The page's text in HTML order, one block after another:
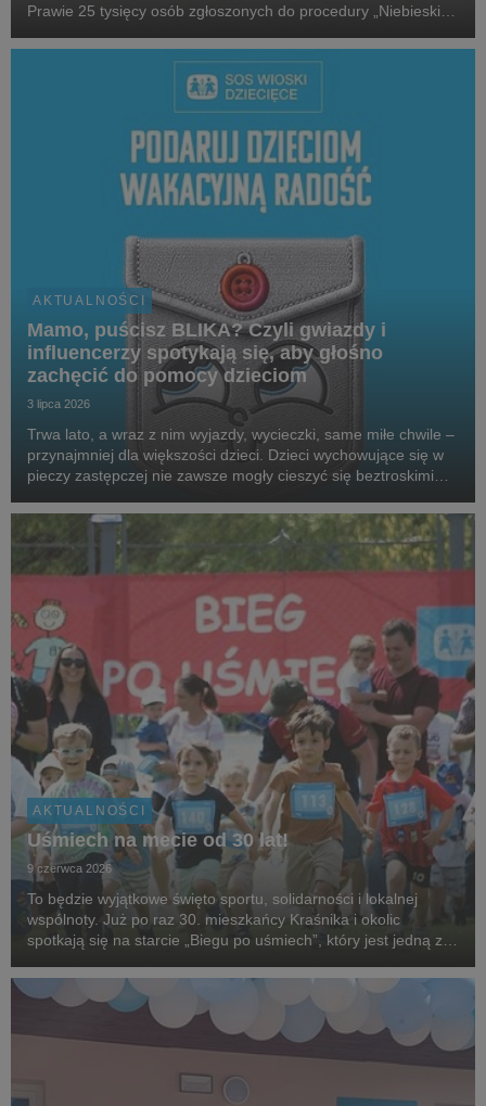
Prawie 25 tysięcy osób zgłoszonych do procedury „Niebieskiej
pod wpływem alkoholu. W 2025 roku...
AKTUALNOŚCI
Mamo, puścisz BLIKA? Czyli gwiazdy i
influencerzy spotykają się, aby głośno
zachęcić do pomocy dzieciom
3 lipca 2026
Trwa lato, a wraz z nim wyjazdy, wycieczki, same miłe chwile –
przynajmniej dla większości dzieci. Dzieci wychowujące się w
pieczy zastępczej nie zawsze mogły cieszyć się beztroskimi
SOS Wiosek Dziecięcych, gwiazdy,...
AKTUALNOŚCI
Uśmiech na mecie od 30 lat!
9 czerwca 2026
To będzie wyjątkowe święto sportu, solidarności i lokalnej
wspólnoty. Już po raz 30. mieszkańcy Kraśnika i okolic
spotkają się na starcie „Biegu po uśmiech”, który jest jedną z
biegowych w regionie, organizowanej przez...